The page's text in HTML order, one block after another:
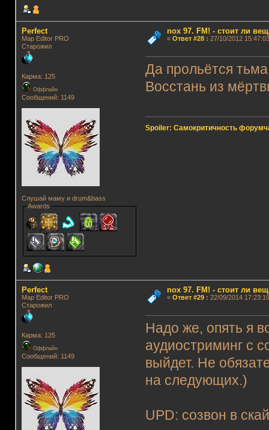
Perfect
Map Editor PRO
Старожил
Карма: 125
Оффлайн
Сообщений: 1149
Слушай маму и drum&bass
Awards
nox 97. FM! - стоит ли
« Ответ #28: 27/10/2012
Да прольётся
Восстань из
Spoiler: Самокритичность
Perfect
Map Editor PRO
Старожил
Карма: 125
Оффлайн
Сообщений: 1149
nox 97. FM! - стоит ли
« Ответ #29: 22/09/2014
Надо же, опять я
аудиостриминг с
выйдет. Не
на следующих.)
UPD: созвон в